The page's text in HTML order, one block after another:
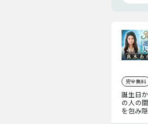
完全無料
誕生日
の人の
を包み